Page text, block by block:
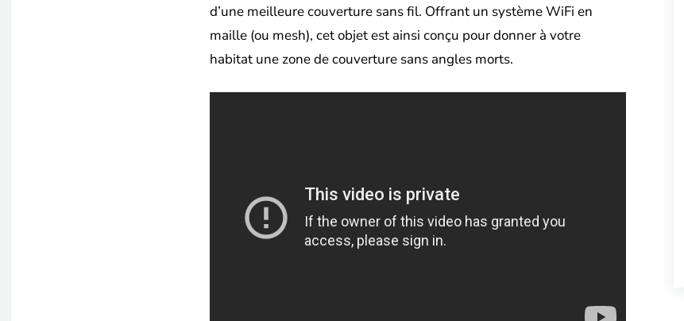
d’une meilleure couverture sans fil. Offrant un système WiFi en
maille (ou mesh), cet objet est ainsi conçu pour donner à votre
habitat une zone de couverture sans angles morts.